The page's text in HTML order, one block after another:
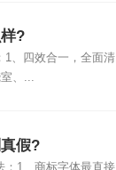
?
1、四效合一，全面清
、...
假?
：1、商标字体最直接